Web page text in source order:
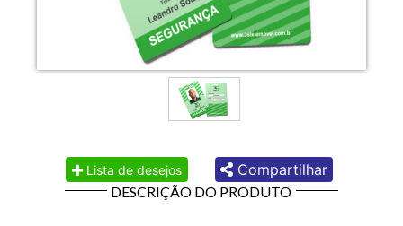
Lista de desejos Compartilhar
DESCRIÇÃO DO PRODUTO